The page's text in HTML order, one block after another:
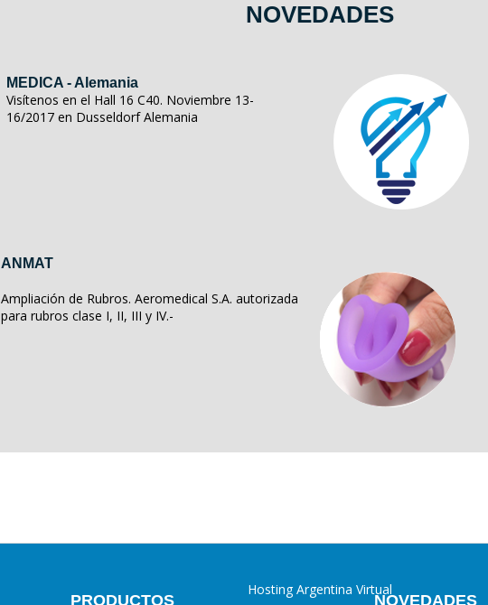
NOVEDADES
MEDICA - Alemania
Visítenos en el Hall 16 C40. Noviembre 13-
16/2017 en Dusseldorf Alemania
ANMAT
Ampliación de Rubros. Aeromedical S.A. autorizada
para rubros clase I, II, III y IV.-
PRODUCTOS NOVEDADES
Hosting Argentina Virtual